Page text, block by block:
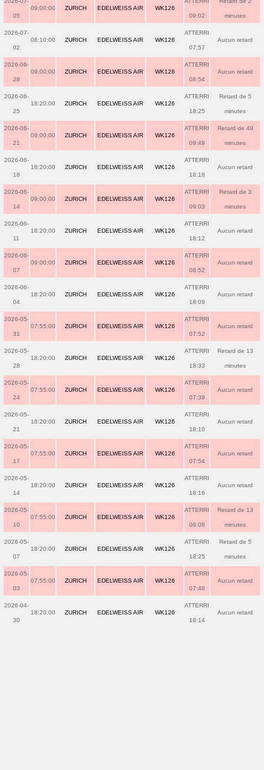
05
09:00:00 ZURICH EDELWEISS AIR WK126
09:02 minutes
2026-07-
02
08:10:00 ZURICH EDELWEISS AIR WK126
ATTERRI
07:57
Aucun retard
2026-06-
28
09:00:00 ZURICH EDELWEISS AIR WK126
ATTERRI
08:54
Aucun retard
2026-06-
25
18:20:00 ZURICH EDELWEISS AIR WK126
ATTERRI
18:25
Retard de 5
minutes
2026-06-
21
09:00:00 ZURICH EDELWEISS AIR WK126
ATTERRI
09:49
Retard de 49
minutes
2026-06-
18
18:20:00 ZURICH EDELWEISS AIR WK126
ATTERRI
18:18
Aucun retard
2026-06-
14
09:00:00 ZURICH EDELWEISS AIR WK126
ATTERRI
09:03
Retard de 3
minutes
2026-06-
11
18:20:00 ZURICH EDELWEISS AIR WK126
ATTERRI
18:12
Aucun retard
2026-06-
07
09:00:00 ZURICH EDELWEISS AIR WK126
ATTERRI
08:52
Aucun retard
2026-06-
04
18:20:00 ZURICH EDELWEISS AIR WK126
ATTERRI
18:09
Aucun retard
2026-05-
31
07:55:00 ZURICH EDELWEISS AIR WK126
ATTERRI
07:52
Aucun retard
2026-05-
28
18:20:00 ZURICH EDELWEISS AIR WK126
ATTERRI
18:33
Retard de 13
minutes
2026-05-
24
07:55:00 ZURICH EDELWEISS AIR WK126
ATTERRI
07:39
Aucun retard
2026-05-
21
18:20:00 ZURICH EDELWEISS AIR WK126
ATTERRI
18:10
Aucun retard
2026-05-
17
07:55:00 ZURICH EDELWEISS AIR WK126
ATTERRI
07:54
Aucun retard
2026-05-
14
18:20:00 ZURICH EDELWEISS AIR WK126
ATTERRI
18:16
Aucun retard
2026-05-
10
07:55:00 ZURICH EDELWEISS AIR WK126
ATTERRI
08:08
Retard de 13
minutes
2026-05-
07
18:20:00 ZURICH EDELWEISS AIR WK126
ATTERRI
18:25
Retard de 5
minutes
2026-05-
03
07:55:00 ZURICH EDELWEISS AIR WK126
ATTERRI
07:46
Aucun retard
2026-04-
30
18:20:00 ZURICH EDELWEISS AIR WK126
ATTERRI
18:14
Aucun retard